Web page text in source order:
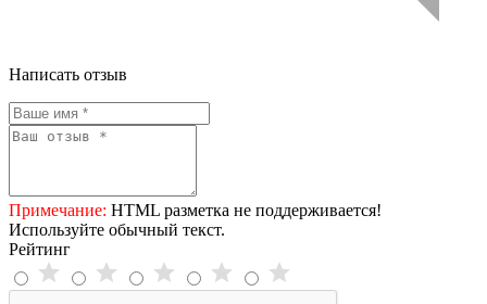
Написать отзыв
Примечание: HTML разметка не поддерживается!
Используйте обычный текст.
Рейтинг